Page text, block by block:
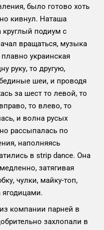
было готово хоть
кивнул. Наташа
подиум с
вращаться, музыка
украинская
руку, то другую,
шеи, и проводя
за шест то левой, то
то влево, то
и волна русых
рассыпалась по
наполняясь
в strip dance. Она
затягивая
чулки, майку-топ,
ягодицами.
компании парней в
захлопали в